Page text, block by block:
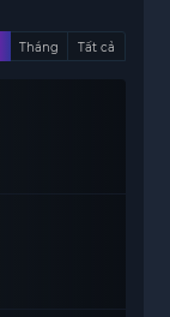
Tháng Tất cả